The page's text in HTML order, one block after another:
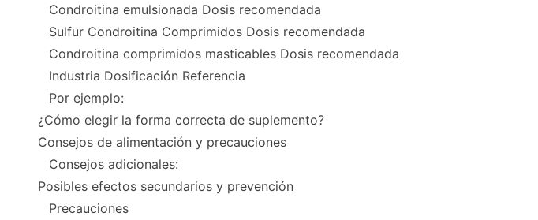
Condroitina emulsionada Dosis recomendada
Sulfur Condroitina Comprimidos Dosis recomendada
Condroitina comprimidos masticables Dosis recomendada
Industria Dosificación Referencia
Por ejemplo:
¿Cómo elegir la forma correcta de suplemento?
Consejos de alimentación y precauciones
Consejos adicionales:
Posibles efectos secundarios y prevención
Precauciones